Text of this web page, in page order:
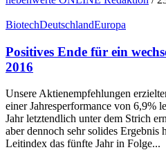
BiotechDeutschlandEuropa
Positives Ende für ein
2016
Unsere Aktienempfehlungen
einer Jahresperformance von 6,9%
Jahr letztendlich unter dem Strich
aber dennoch sehr solides Ergebnis
Leitindex das fünfte Jahr in Folge...